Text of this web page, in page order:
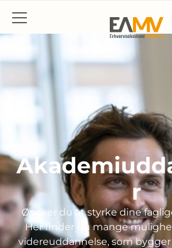
Gå til indhold
r
Ønsker du at styrke dine
Her finder du mange
videreuddannelse, som